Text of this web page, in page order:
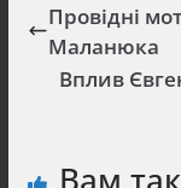
Провідні
Маланюка
Вплив